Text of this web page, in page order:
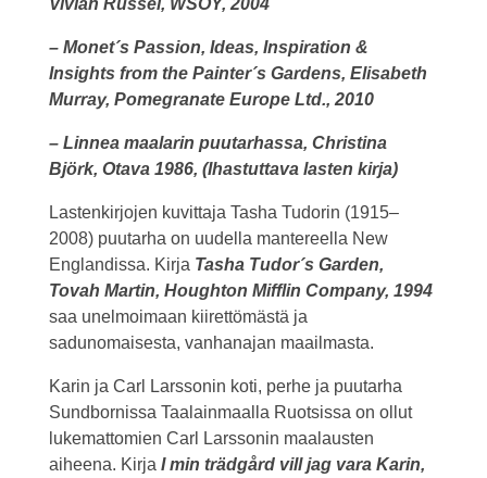
Vivian Russel, WSOY, 2004
– Monet´s Passion, Ideas, Inspiration &
Insights from the Painter´s Gardens, Elisabeth
Murray, Pomegranate Europe Ltd., 2010
– Linnea maalarin puutarhassa, Christina
Björk, Otava 1986, (Ihastuttava lasten kirja)
Lastenkirjojen kuvittaja Tasha Tudorin (1915–
2008) puutarha on uudella mantereella New
Englandissa. Kirja Tasha Tudor´s Garden,
Tovah Martin, Houghton Mifflin Company, 1994
saa unelmoimaan kiirettömästä ja
sadunomaisesta, vanhanajan maailmasta.
Karin ja Carl Larssonin koti, perhe ja puutarha
Sundbornissa Taalainmaalla Ruotsissa on ollut
lukemattomien Carl Larssonin maalausten
aiheena. Kirja I min trädgård vill jag vara Karin,